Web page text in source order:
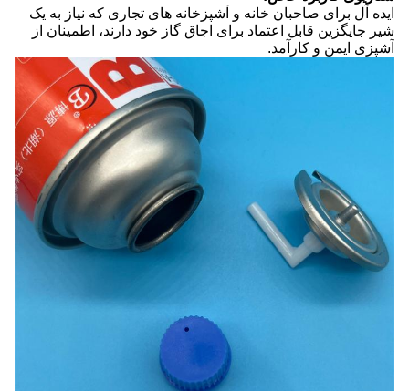
ایده آل برای صاحبان خانه و آشپزخانه های تجاری که نیاز به یک
شیر جایگزین قابل اعتماد برای اجاق گاز خود دارند، اطمینان از
آشپزی ایمن و کارآمد.